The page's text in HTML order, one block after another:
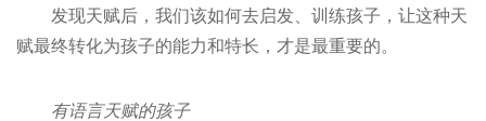
发现天赋后，我们该如何去启发、训练孩子，让这种天
赋最终转化为孩子的能力和特长，才是最重要的。
有语言天赋的孩子